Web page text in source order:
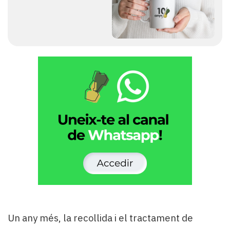
Un any més, la recollida i el tractament de